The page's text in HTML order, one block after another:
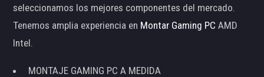
seleccionamos los mejores componentes del mercado.
Tenemos amplia experiencia en Montar Gaming PC AMD
Intel.
MONTAJE GAMING PC A MEDIDA